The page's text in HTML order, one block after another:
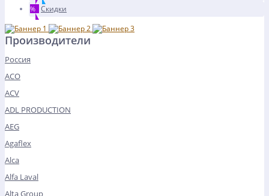
% Скидки
Производители
Россия
ACO
ACV
ADL PRODUCTION
AEG
Agaflex
Alca
Alfa Laval
Alta Group